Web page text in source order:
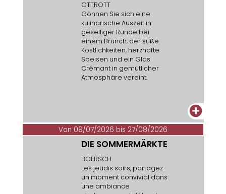
OTTROTT
Gönnen Sie sich eine
kulinarische Auszeit in
geselliger Runde bei
einem Brunch, der süße
Köstlichkeiten, herzhafte
Speisen und ein Glas
Crémant in gemütlicher
Atmosphäre vereint.
+
Von 09/07/2026 bis 27/08/2026
DIE SOMMERMÄRKTE
BOERSCH
Les jeudis soirs, partagez
un moment convivial dans
une ambiance